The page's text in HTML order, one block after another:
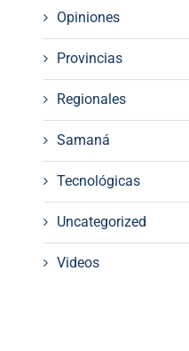
Opiniones
Provincias
Regionales
Samaná
Tecnológicas
Uncategorized
Videos